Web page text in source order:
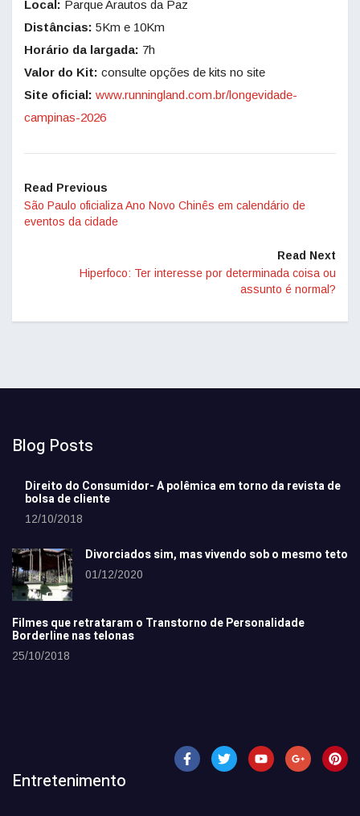
Local: Parque Arautos da Paz
Distâncias: 5Km e 10Km
Horário da largada: 7h
Valor do Kit: consulte opções de kits no site
Site oficial: www.runningland.com.br/longevidade-
campinas-2026
Read Previous
São Paulo oficializa Ano Novo Chinês em calendário de
eventos da cidade
Read Next
Hiperfoco: Ter interesse por determinada coisa ou
assunto é normal?
Blog Posts
Direito do Consumidor- A polêmica em torno da revista de
bolsa de cliente
12/10/2018
Divorciados sim, mas vivendo sob o mesmo teto
01/12/2020
Filmes que retrataram o Transtorno de Personalidade
Borderline nas telonas
25/10/2018
Entretenimento